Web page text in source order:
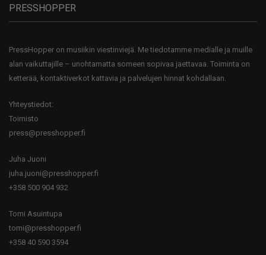
PRESSHOPPER
PressHopper on musiikin viestinviejä. Me tiedotamme medialle ja muille
alan vaikuttajille – unohtamatta someen sopivaa jaettavaa. Toiminta on
ketterää, kontaktiverkot kattavia ja palvelujen hinnat kohdallaan.
Yhteystiedot:
Toimisto
press@presshopper.fi
Juha Juoni
juha.juoni@presshopper.fi
+358 500 904 932
Tomi Asuintupa
tomi@presshopper.fi
+358 40 590 3594